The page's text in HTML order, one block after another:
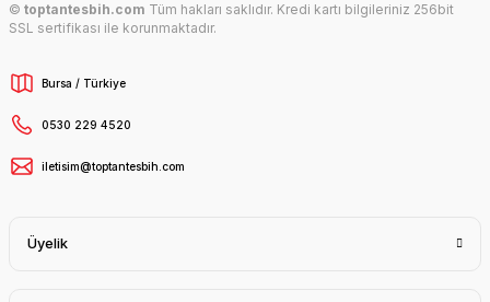
© toptantesbih.com Tüm hakları saklıdır. Kredi kartı bilgileriniz 256bit
SSL sertifikası ile korunmaktadır.
Bursa / Türkiye
0530 229 4520
iletisim@toptantesbih.com
Üyelik